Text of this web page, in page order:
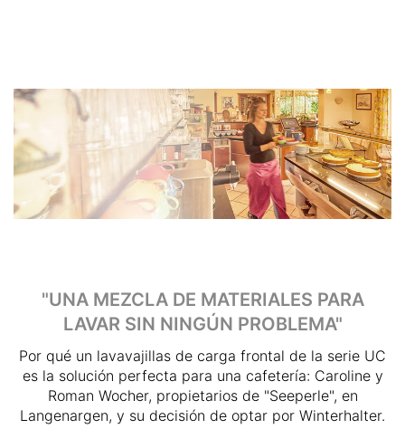
"UNA MEZCLA DE MATERIALES PARA
LAVAR SIN NINGÚN PROBLEMA"
Por qué un lavavajillas de carga frontal de la serie UC
es la solución perfecta para una cafetería: Caroline y
Roman Wocher, propietarios de "Seeperle", en
Langenargen, y su decisión de optar por Winterhalter.